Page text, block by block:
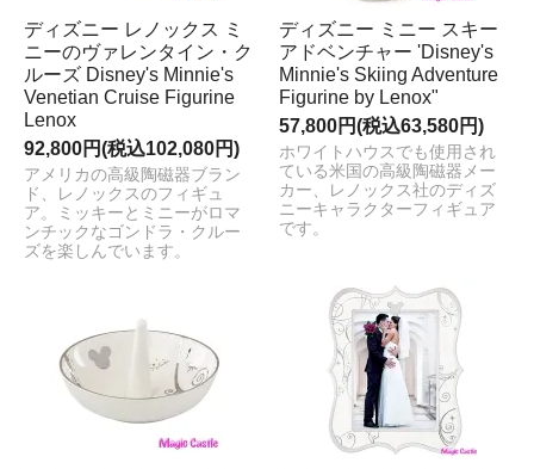
ディズニー レノックス ミ
ニーのヴァレンタイン・ク
ルーズ Disney's Minnie's
Venetian Cruise Figurine
Lenox
92,800円(税込102,080円)
アメリカの高級陶磁器ブラン
ド、レノックスのフィギュ
ア。ミッキーとミニーがロマ
ンチックなゴンドラ・クルー
ズを楽しんでいます。
ディズニー ミニー スキー
アドベンチャー 'Disney's
Minnie's Skiing Adventure
Figurine by Lenox"
57,800円(税込63,580円)
ホワイトハウスでも使用され
ている米国の高級陶磁器メー
カー、レノックス社のディズ
ニーキャラクターフィギュア
です。